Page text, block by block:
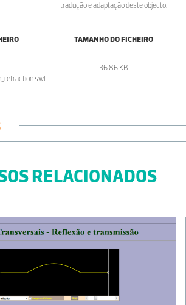
tradução e adaptação deste objecto.
TAMANHO DO FICHEIRO
36.86 KB
RELACIONADOS